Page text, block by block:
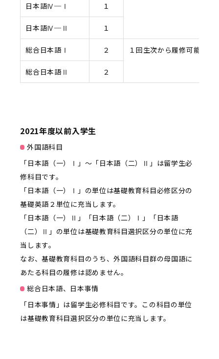
日本語Ⅳ─Ⅰ １
日本語Ⅳ─Ⅱ １
総合日本語Ⅰ ２ １回生次から履修可能
総合日本語Ⅱ ２
2021年度以前入学生
外国語科目
「日本語（一）Ⅰ」～「日本語（二）Ⅱ」は留学生必
修科目です。
「日本語（一）Ⅰ」の単位は基礎教育科目必修区分の
基礎英語２単位に充当します。
「日本語（一）Ⅱ」「日本語（二）Ⅰ」「日本語
（二）Ⅱ」の単位は基礎教育科目選択区分の単位に充
当します。
なお、基礎教育科目のうち、外国語科目群の母国語に
あたる科目の履修は認めません。
総合日本語、日本事情
「日本事情」は留学生必修科目です。この科目の単位
は基礎教育科目選択区分の単位に充当します。